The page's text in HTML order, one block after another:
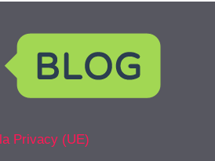
Privacy (UE)